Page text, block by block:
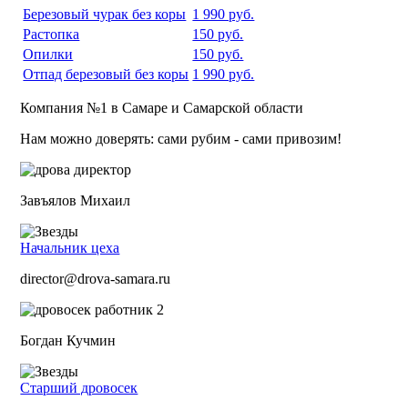
Березовый чурак без коры 1 990 руб.
Растопка
150 руб.
Опилки
150 руб.
Отпад березовый без коры 1 990 руб.
Компания №1 в Самаре и Самарской области
Нам можно доверять: сами рубим - сами привозим!
Завъялов Михаил
Начальник цеха
director@drova-samara.ru
Богдан Кучмин
Старший дровосек